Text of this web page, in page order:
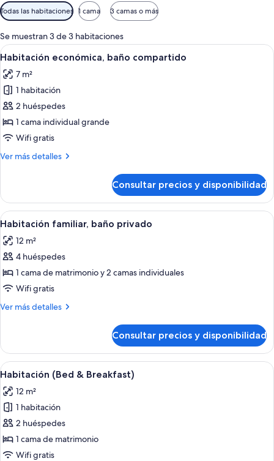
Filtros
disponibles
para
las
habitaciones
Todas las habitaciones 1 cama 3 camas o más
Se muestran 3 de 3 habitaciones
Abrir
todas
las
fotos
de
Habitación
económica,
compartido
Habitación económica, baño
1
Habitación económica, baño compartido
7 m²
1 habitación
2 huéspedes
1 cama individual grande
Wifi gratis
Ver más detalles
Más
económica,
baño
compartido
Consultar precios y disponibilidad
Abrir
todas
las
fotos
de
Habitación
familiar,
Un dormitorio con una cama grande,
8
Habitación familiar, baño privado
12 m²
4 huéspedes
1 cama de matrimonio y 2 camas individuales
Wifi gratis
Ver más detalles
Más
familiar,
baño
privado
Consultar precios y disponibilidad
Abrir
todas
las
fotos
de
Habitación
(Bed
Un dormitorio con una cama, dos
9
Habitación (Bed & Breakfast)
12 m²
1 habitación
2 huéspedes
1 cama de matrimonio
Wifi gratis